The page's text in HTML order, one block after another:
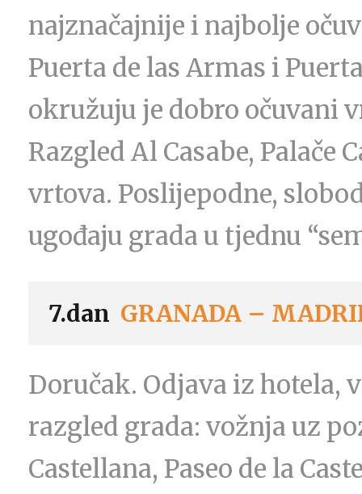
najznačajnije i najbolje
Puerta de las Armas i
okružuju je dobro očuvani
Razgled Al Casabe, Palače
vrtova. Poslijepodne,
ugođaju grada u tjednu
7.dan GRANADA –
Doručak. Odjava iz hotela,
razgled grada: vožnja uz
Castellana, Paseo de la